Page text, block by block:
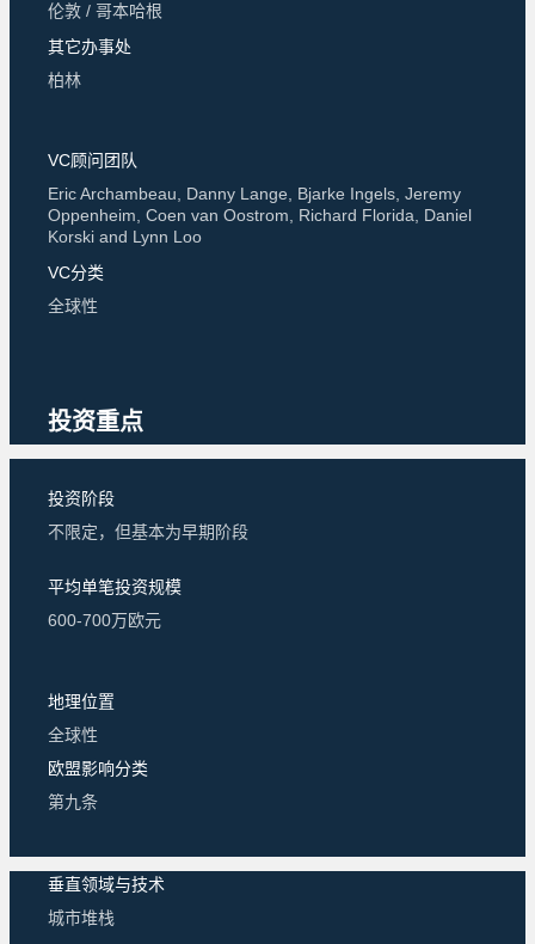
伦敦 / 哥本哈根
其它办事处
柏林
VC顾问团队
Eric Archambeau, Danny Lange, Bjarke Ingels, Jeremy
Oppenheim, Coen van Oostrom, Richard Florida, Daniel
Korski and Lynn Loo
VC分类
全球性
投资重点
投资阶段
不限定，但基本为早期阶段
平均单笔投资规模
600-700万欧元
地理位置
全球性
欧盟影响分类
第九条
垂直领域与技术
城市堆栈